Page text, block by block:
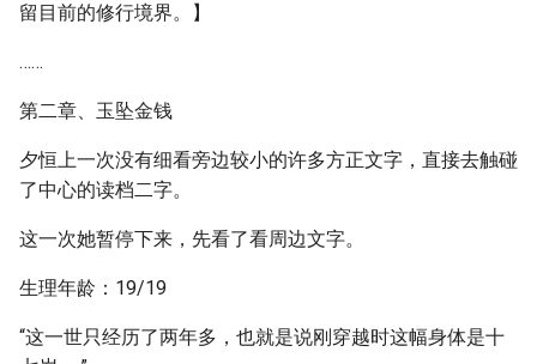
留目前的修行境界。】
……
第二章、玉坠金钱
夕恒上一次没有细看旁边较小的许多方正文字，直接去触碰
了中心的读档二字。
这一次她暂停下来，先看了看周边文字。
生理年龄：19/19
“这一世只经历了两年多，也就是说刚穿越时这幅身体是十